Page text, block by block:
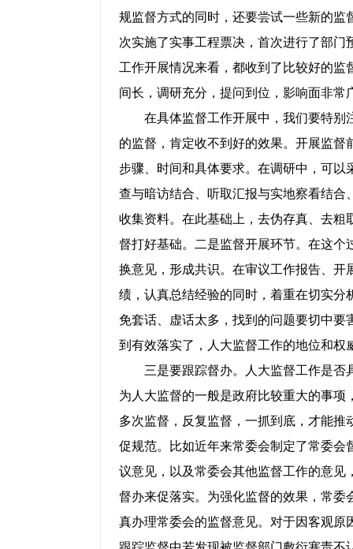
规监督方式的同时，还要尝试一些新的
次实施了实事工程票决，首次进行了部
工作开展情况来看，都收到了比较好的监
间长，调研充分，提问到位，影响面非
在具体监督工作开展中，我们要特别
的监督，肯定收不到好的效果。开展监
步骤、时间和具体要求。在调研中，可
查与暗访结合、听取汇报与实地察看结
收集资料。在此基础上，去伪存真、去
督打好基础。二是监督开展环节。在这
换意见，形成共识。在审议工作报告、
绩，认真总结经验的同时，着重在切实
免套话、虚话太多，找到的问题要切中
到有效落实了，人大监督工作的地位和权
三是要跟踪督办。人大监督工作是否
为人大监督的一般是政府比较重大的事
多次监督，反复监督，一抓到底，才能推
促规范。比如近年来常委会制定了常委
议意见，以及常委会其他监督工作的意
督办来促落实。为强化监督的效果，常
真办理常委会的监督意见。对于因客观